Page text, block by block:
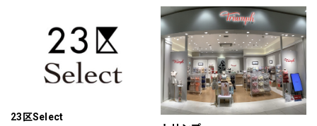
（BLANC basque）、カーキ
（KHA:KI）、ケレン（KELEN）、ラ
プレ（RaPPELER）、ルシェルドハ
リス(le ciel deHARRISS)、トランジ
ットパーサッチ(TRANSIT PAR-
SUCH)、スタンプアンドダイアリー
(STAMP AND DIARY)、ユティリテ
(Utilite)、インディマーク
(INDIMARK)、イェン(YENN)、シニヨ
催！皆様のご来店を心よりお待ちし
ております！
にモダンなツイストを加えた、遊び
心と上品さが特徴です。
23区Select